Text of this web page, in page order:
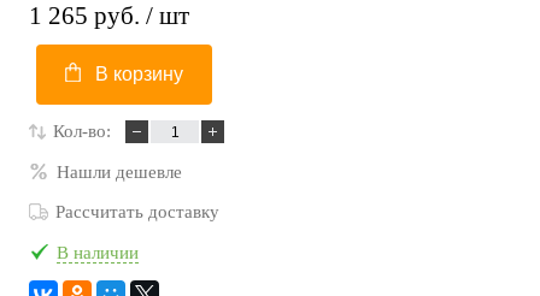
1 265 руб. / шт
В корзину
Кол-во:
Нашли дешевле
Рассчитать доставку
В наличии